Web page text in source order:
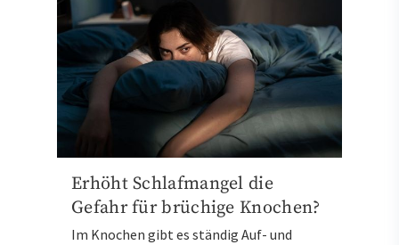
Erhöht Schlafmangel die
Gefahr für brüchige Knochen?
Im Knochen gibt es ständig Auf- und